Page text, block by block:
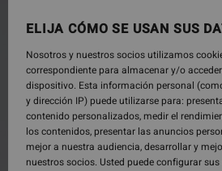
ELIJA CÓMO SE USAN SUS
Nosotros y nuestros socios utilizamos
correspondiente para almacenar y/o
dispositivo. Esta información personal
y dirección IP) puede utilizarse para:
contenido personalizados, medir el
los contenidos, presentar las anuncios
mejor a nuestra audiencia, desarrollar y
nuestros socios. Usted puede configurar